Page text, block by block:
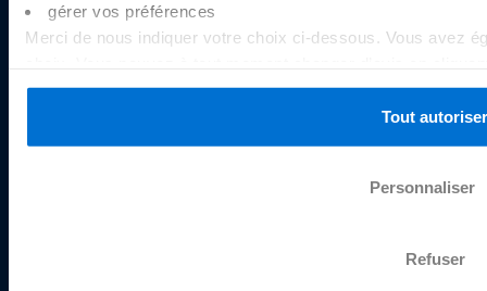
gérer vos préférences
Merci de nous indiquer votre choix ci-dessous. Vous avez
bas de chaque page du site internet. Pour plus
Tout autoriser
Personnaliser
Refuser
Documents légaux
Carrières